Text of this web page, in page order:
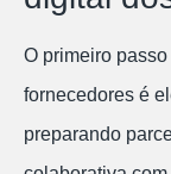
O primeiro
fornecedores é
preparando